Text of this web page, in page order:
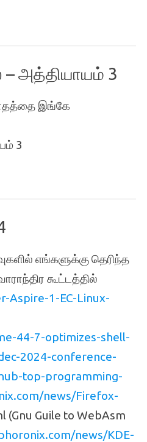
– அத்தியாயம் 3
இங்கே
3
எங்களுக்கு தெரிந்த
கூட்டத்தில்
Aspire-1-EC-Linux-
44-7-optimizes-shell-
2024-conference-
top-programming-
news/Firefox-
Guile to WebAsm
news/KDE-